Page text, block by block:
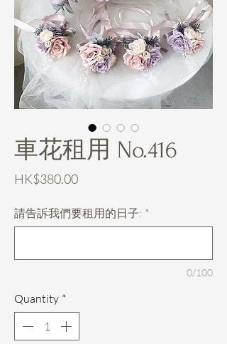
車花租用 No.416
HK$380.00Price
請告訴我們要租用的日子: *
0/100
Quantity *